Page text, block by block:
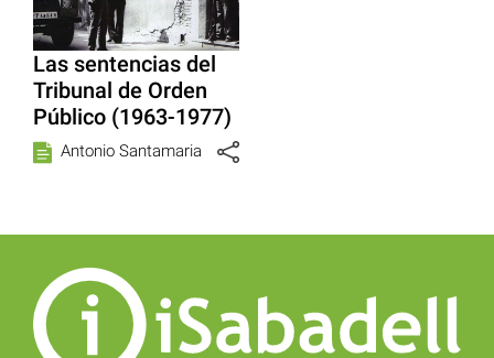
Las sentencias del
Tribunal de Orden
Público (1963-1977)
Antonio Santamaria